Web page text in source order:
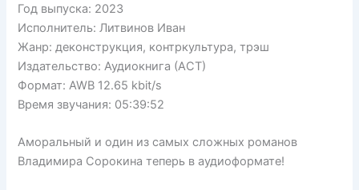
Год выпуска: 2023
Исполнитель: Литвинов Иван
Жанр: деконструкция, контркультура, трэш
Издательство: Аудиокнига (АСТ)
Формат: AWB 12.65 kbit/s
Время звучания: 05:39:52
Аморальный и один из самых сложных романов
Владимира Сорокина теперь в аудиоформате!